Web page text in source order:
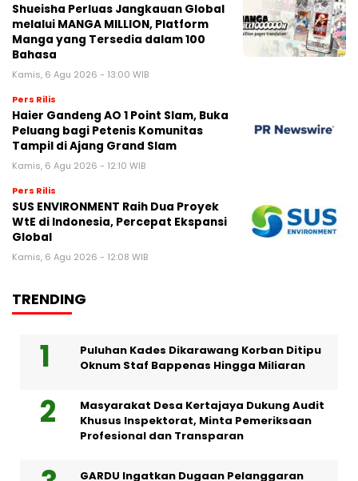
Shueisha Perluas Jangkauan Global
melalui MANGA MILLION, Platform
Manga yang Tersedia dalam 100
Bahasa
Kamis, 6 Agu 2026 - 13:00 WIB
Pers Rilis
Haier Gandeng AO 1 Point Slam, Buka
Peluang bagi Petenis Komunitas
Tampil di Ajang Grand Slam
Kamis, 6 Agu 2026 - 12:10 WIB
Pers Rilis
SUS ENVIRONMENT Raih Dua Proyek
WtE di Indonesia, Percepat Ekspansi
Global
Kamis, 6 Agu 2026 - 12:08 WIB
TRENDING
Puluhan Kades Dikarawang Korban Ditipu
Oknum Staf Bappenas Hingga Miliaran
Masyarakat Desa Kertajaya Dukung Audit
Khusus Inspektorat, Minta Pemeriksaan
Profesional dan Transparan
GARDU Ingatkan Dugaan Pelanggaran